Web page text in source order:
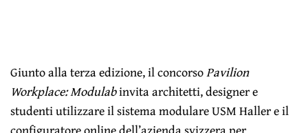
Giunto alla terza edizione, il concorsoPavilion
Workplace: Modulabinvita architetti, designer e
studenti utilizzare il sistema modulare USM Haller e il